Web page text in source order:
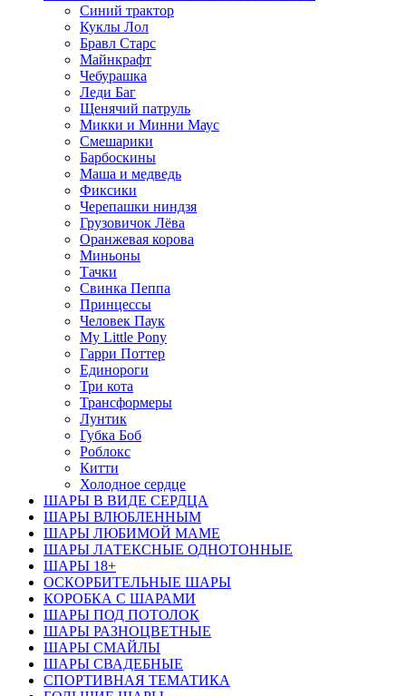
Синий трактор
Куклы Лол
Бравл Старс
Майнкрафт
Чебурашка
Леди Баг
Щенячий патруль
Микки и Минни Маус
Смешарики
Барбоскины
Маша и медведь
Фиксики
Черепашки ниндзя
Грузовичок Лёва
Оранжевая корова
Миньоны
Тачки
Свинка Пеппа
Принцессы
Человек Паук
My Little Pony
Гарри Поттер
Единороги
Три кота
Трансформеры
Лунтик
Губка Боб
Роблокс
Китти
Холодное сердце
ШАРЫ В ВИДЕ СЕРДЦА
ШАРЫ ВЛЮБЛЕННЫМ
ШАРЫ ЛЮБИМОЙ МАМЕ
ШАРЫ ЛАТЕКСНЫЕ ОДНОТОННЫЕ
ШАРЫ 18+
ОСКОРБИТЕЛЬНЫЕ ШАРЫ
КОРОБКА С ШАРАМИ
ШАРЫ ПОД ПОТОЛОК
ШАРЫ РАЗНОЦВЕТНЫЕ
ШАРЫ СМАЙЛЫ
ШАРЫ СВАДЕБНЫЕ
СПОРТИВНАЯ ТЕМАТИКА